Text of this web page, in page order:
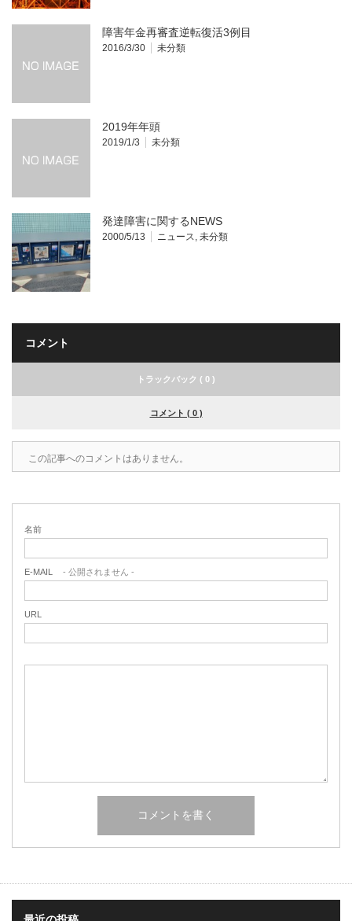
障害年金再審査逆転復活3例目
2016/3/30 未分類
2019年年頭
2019/1/3 未分類
発達障害に関するNEWS
2000/5/13 ニュース, 未分類
コメント
トラックバック ( 0 )
コメント ( 0 )
この記事へのコメントはありません。
名前
E-MAIL - 公開されません -
URL